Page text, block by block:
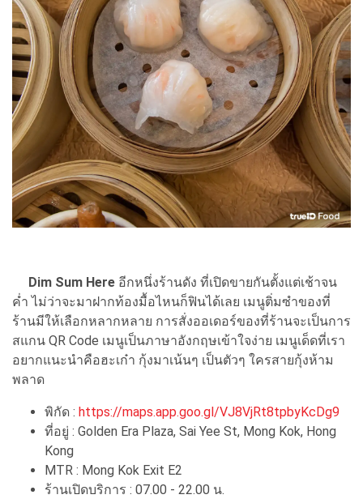
Dim Sum Here อีกหนึ่งร้านดัง ที่เปิดขายกันตั้งแต่เช้าจน
ค่ำ ไม่ว่าจะมาฝากท้องมื้อไหนก็ฟินได้เลย เมนูติ่มซำของที่
ร้านมีให้เลือกหลากหลาย การสั่งออเดอร์ของที่ร้านจะเป็นการ
สแกน QR Code เมนูเป็นภาษาอังกฤษเข้าใจง่าย เมนูเด็ดที่เรา
อยากแนะนำคือฮะเก๋า กุ้งมาเน้นๆ เป็นตัวๆ ใครสายกุ้งห้าม
พลาด
พิกัด : https://maps.app.goo.gl/VJ8VjRt8tpbyKcDg9
ที่อยู่ : Golden Era Plaza, Sai Yee St, Mong Kok, Hong
Kong
MTR : Mong Kok Exit E2
ร้านเปิดบริการ : 07.00 - 22.00 น.